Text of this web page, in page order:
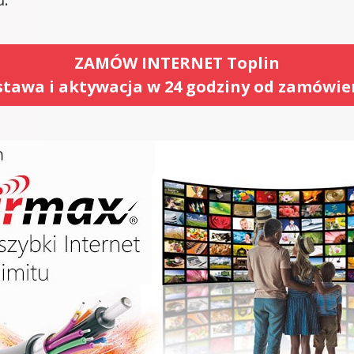
ZAMÓW INTERNET Toplin
i aktywacja w 24 godziny od